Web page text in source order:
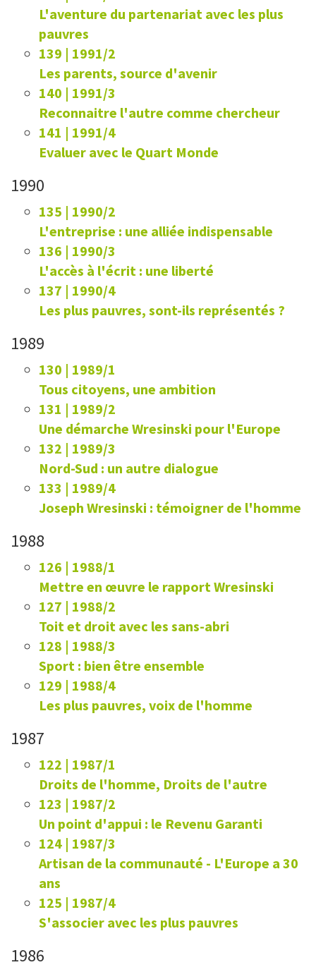
L'aventure du partenariat avec les plus
pauvres
139 | 1991/2
Les parents, source d'avenir
140 | 1991/3
Reconnaitre l'autre comme chercheur
141 | 1991/4
Evaluer avec le Quart Monde
1990
135 | 1990/2
L'entreprise : une alliée indispensable
136 | 1990/3
L'accès à l'écrit : une liberté
137 | 1990/4
Les plus pauvres, sont-ils représentés ?
1989
130 | 1989/1
Tous citoyens, une ambition
131 | 1989/2
Une démarche Wresinski pour l'Europe
132 | 1989/3
Nord-Sud : un autre dialogue
133 | 1989/4
Joseph Wresinski : témoigner de l'homme
1988
126 | 1988/1
Mettre en œuvre le rapport Wresinski
127 | 1988/2
Toit et droit avec les sans-abri
128 | 1988/3
Sport : bien être ensemble
129 | 1988/4
Les plus pauvres, voix de l'homme
1987
122 | 1987/1
Droits de l'homme, Droits de l'autre
123 | 1987/2
Un point d'appui : le Revenu Garanti
124 | 1987/3
Artisan de la communauté - L'Europe a 30
ans
125 | 1987/4
S'associer avec les plus pauvres
1986